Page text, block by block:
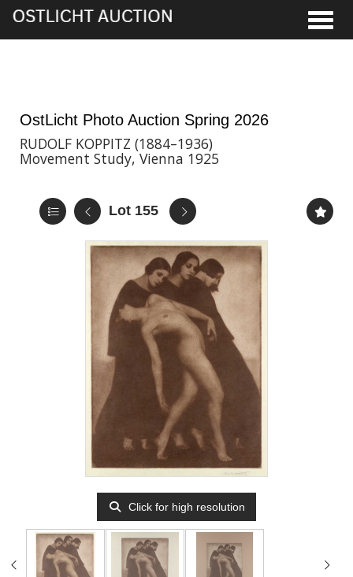
OstLicht Photo Auction Spring 2026
RUDOLF KOPPITZ (1884–1936)
Movement Study, Vienna 1925
Lot 155
Click for high resolution